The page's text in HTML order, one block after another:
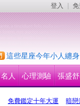
登入 免
這些星座今年小人纏身
名人 心理測驗 張盛
暗戀
免費鑑定十年大運